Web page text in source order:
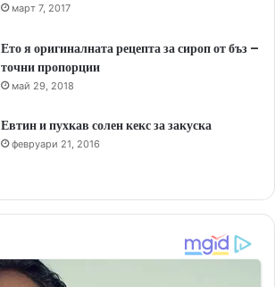
март 7, 2017
Ето я оригиналната рецепта за сироп от бъз –
точни пропорции
май 29, 2018
Евтин и пухкав солен кекс за закуска
февруари 21, 2016